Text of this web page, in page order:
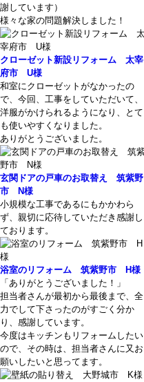
謝しています）
様々な家の問題解決しました！
クローゼット新設リフォーム 太宰
府市 U様
和室にクローゼットがなかったの
で、今回、工事をしていただいて、
洋服がかけられるようになり、とて
も使いやすくなりました。
ありがとうございました。
玄関ドアの戸車のお取替え 筑紫野
市 N様
小規模な工事であるにもかかわら
ず、親切に応待していただき感謝し
ております。
浴室のリフォーム 筑紫野市 H様
「ありがとうございました！」
担当者さんが最初から最後まで、全
力でして下さったのがすごく分か
り、感謝しています。
今度はキッチンもリフォームしたい
ので、その時は、担当者さんに又お
願いしたいと思ってます。